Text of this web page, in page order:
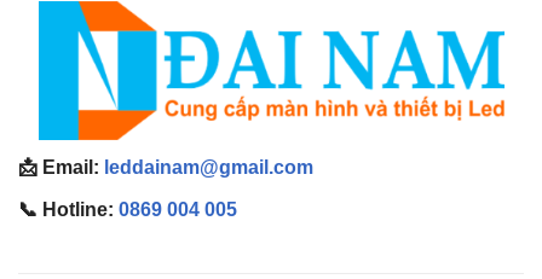
📩 Email: leddainam@gmail.com
📞 Hotline: 0869 004 005